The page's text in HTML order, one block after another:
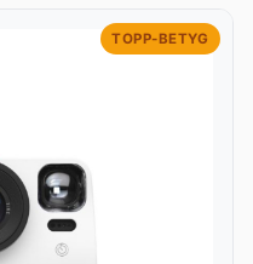
TOPP-BETYG